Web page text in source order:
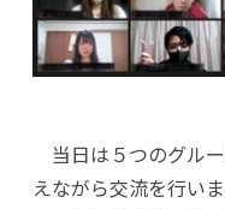
当日は５つのグル
えながら交流を行い